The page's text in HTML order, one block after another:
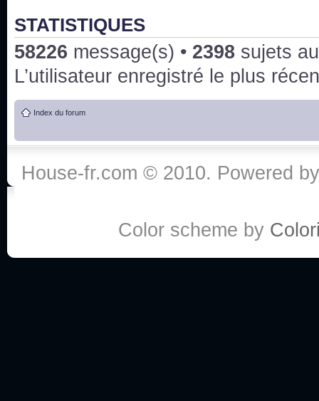
3x24 Human Error mais je suis pas sur
Bonjour j'aimerais que l'on m'aide à trouver un
qu'une personne fait un arrêt cardiaque mais
:he:
Salut tout le monde ! Je me fais un petit après
STATISTIQUES
58226 message(s) • 2398 sujets
L’utilisateur enregistré le plus
Index du forum
House-fr.com © 2010. Powered
Color scheme by